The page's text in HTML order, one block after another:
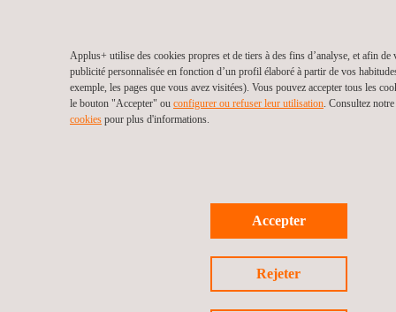
Applus+ utilise des cookies propres et de tiers à des fins d’analyse, et afin de
publicité personnalisée en fonction d’un profil élaboré à partir de vos
exemple, les pages que vous avez visitées). Vous pouvez accepter tous les
le bouton "Accepter" ou configurer ou refuser leur utilisation . Consultez notre
cookies pour plus d'informations.
Accepter
Rejeter